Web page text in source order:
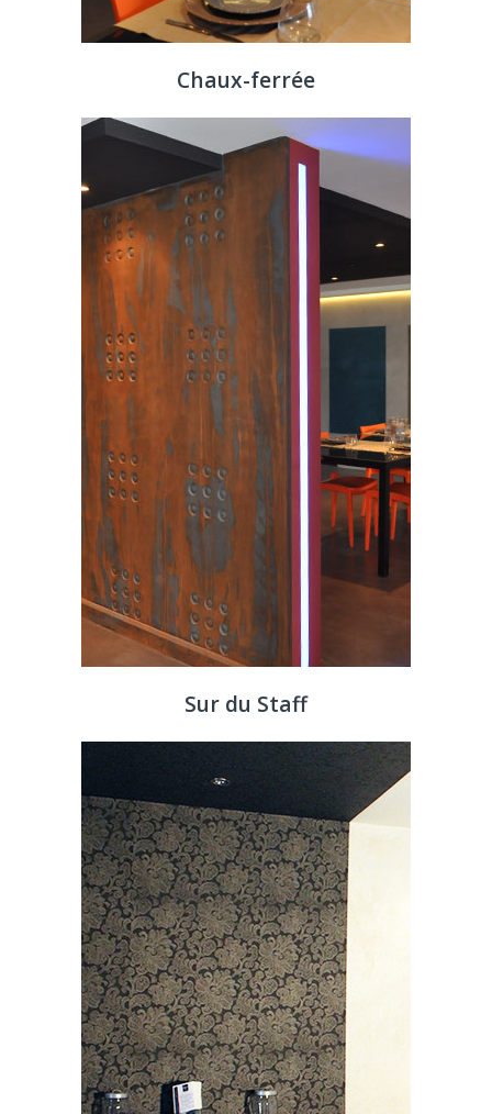
Chaux-ferrée
Sur du Staff